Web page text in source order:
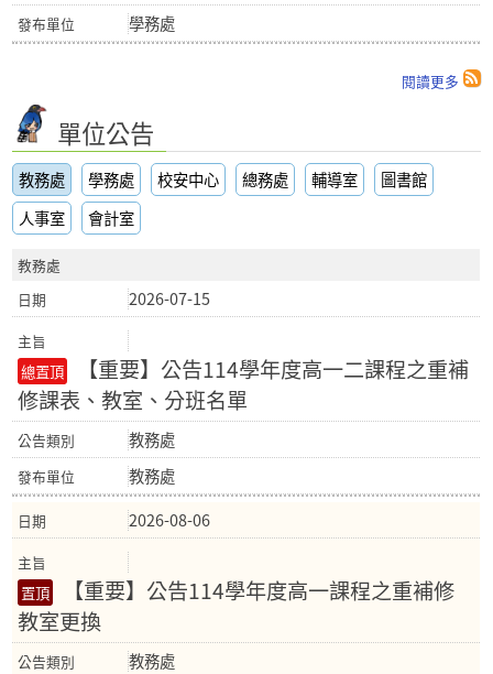
學務處
閱讀更多
單位公告
教務處 學務處 校安中心 總務處 輔導室
圖書館
人事室
會計室
教務處
2026-07-15
【重要】公告114學年度高一二課程之重補
修課表、教室、分班名單
教務處
教務處
2026-08-06
【重要】公告114學年度高一課程之重補修
教室更換
教務處